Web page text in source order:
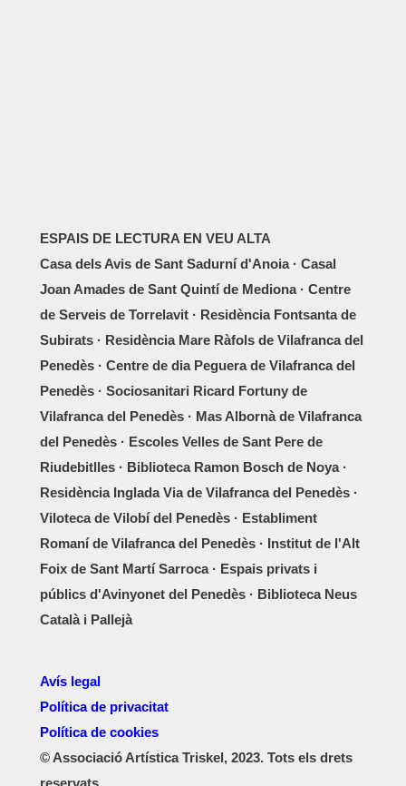
ESPAIS DE LECTURA EN VEU ALTA
Casa dels Avis de Sant Sadurní d'Anoia · Casal
Joan Amades de Sant Quintí de Mediona · Centre
de Serveis de Torrelavit · Residència Fontsanta de
Subirats · Residència Mare Ràfols de Vilafranca del
Penedès · Centre de dia Peguera de Vilafranca del
Penedès · Sociosanitari Ricard Fortuny de
Vilafranca del Penedès · Mas Albornà de Vilafranca
del Penedès · Escoles Velles de Sant Pere de
Riudebitlles · Biblioteca Ramon Bosch de Noya ·
Residència Inglada Via de Vilafranca del Penedès ·
Viloteca de Vilobí del Penedès · Establiment
Romaní de Vilafranca del Penedès · Institut de l'Alt
Foix de Sant Martí Sarroca · Espais privats i
públics d'Avinyonet del Penedès · Biblioteca Neus
Català i Pallejà
Avís legal
Política de privacitat
Política de cookies
© Associació Artística Triskel, 2023. Tots els drets